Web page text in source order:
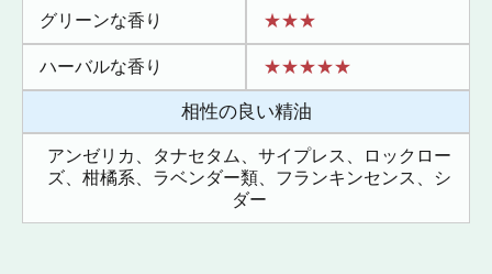
グリーンな香り ★★★
ハーバルな香り ★★★★★
相性の良い精油
アンゼリカ、タナセタム、サイプレス、ロックロー
ズ、柑橘系、ラベンダー類、フランキンセンス、シ
ダー